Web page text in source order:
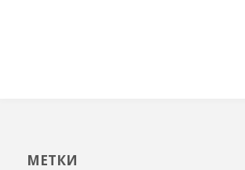
МЕТКИ